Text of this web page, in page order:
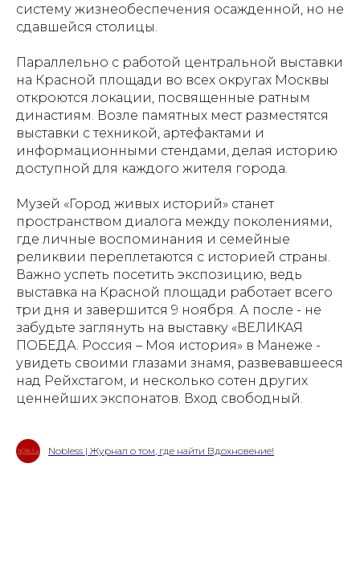
систему жизнеобеспечения осажденной, но не
сдавшейся столицы.
Параллельно с работой центральной выставки
на Красной площади во всех округах Москвы
откроются локации, посвященные ратным
династиям. Возле памятных мест разместятся
выставки с техникой, артефактами и
информационными стендами, делая историю
доступной для каждого жителя города.
Музей «Город живых историй» станет
пространством диалога между поколениями,
где личные воспоминания и семейные
реликвии переплетаются с историей страны.
Важно успеть посетить экспозицию, ведь
выставка на Красной площади работает всего
три дня и завершится 9 ноября. А после - не
забудьте заглянуть на выставку «ВЕЛИКАЯ
ПОБЕДА. Россия – Моя история» в Манеже -
увидеть своими глазами знамя, развевавшееся
над Рейхстагом, и несколько сотен других
ценнейших экспонатов. Вход свободный.
Nobless | Журнал о том, где найти Вдохновение!